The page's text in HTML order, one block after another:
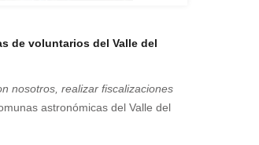
de voluntarios del Valle del
nosotros, realizar fiscalizaciones
astronómicas del Valle del